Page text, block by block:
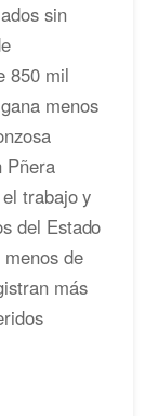
sin
850 mil
menos
Pñera
trabajo y
del Estado
de
más